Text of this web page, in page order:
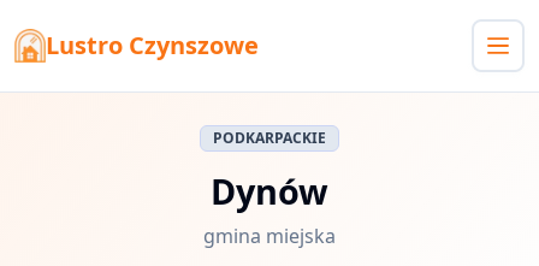
Lustro Czynszowe
PODKARPACKIE
Dynów
gmina miejska